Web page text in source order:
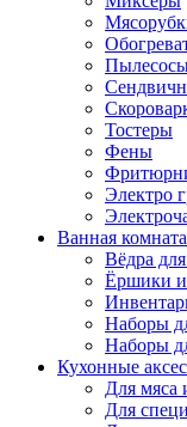
Тостеры
Фены
Электро
Ванная
Вёдра
Ёршики и
Наборы
Наборы
Кухонные
Для мяса
Для